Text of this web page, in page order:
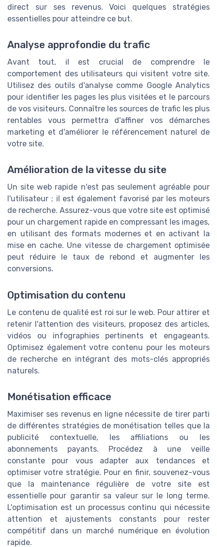
direct sur ses revenus. Voici quelques stratégies
essentielles pour atteindre ce but.
Analyse approfondie du trafic
Avant tout, il est crucial de comprendre le
comportement des utilisateurs qui visitent votre site.
Utilisez des outils d'analyse comme Google Analytics
pour identifier les pages les plus visitées et le parcours
de vos visiteurs. Connaître les sources de trafic les plus
rentables vous permettra d'affiner vos démarches
marketing et d'améliorer le référencement naturel de
votre site.
Amélioration de la vitesse du site
Un site web rapide n'est pas seulement agréable pour
l'utilisateur ; il est également favorisé par les moteurs
de recherche. Assurez-vous que votre site est optimisé
pour un chargement rapide en compressant les images,
en utilisant des formats modernes et en activant la
mise en cache. Une vitesse de chargement optimisée
peut réduire le taux de rebond et augmenter les
conversions.
Optimisation du contenu
Le contenu de qualité est roi sur le web. Pour attirer et
retenir l'attention des visiteurs, proposez des articles,
vidéos ou infographies pertinents et engageants.
Optimisez également votre contenu pour les moteurs
de recherche en intégrant des mots-clés appropriés
naturels.
Monétisation efficace
Maximiser ses revenus en ligne nécessite de tirer parti
de différentes stratégies de monétisation telles que la
publicité contextuelle, les affiliations ou les
abonnements payants. Procédez à une veille
constante pour vous adapter aux tendances et
optimiser votre stratégie. Pour en finir, souvenez-vous
que la maintenance régulière de votre site est
essentielle pour garantir sa valeur sur le long terme.
L'optimisation est un processus continu qui nécessite
attention et ajustements constants pour rester
compétitif dans un marché numérique en évolution
rapide.